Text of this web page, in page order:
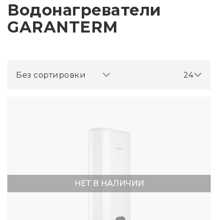
Водонагреватели
GARANTERM
24
Без сортировки
НЕТ В НАЛИЧИИ